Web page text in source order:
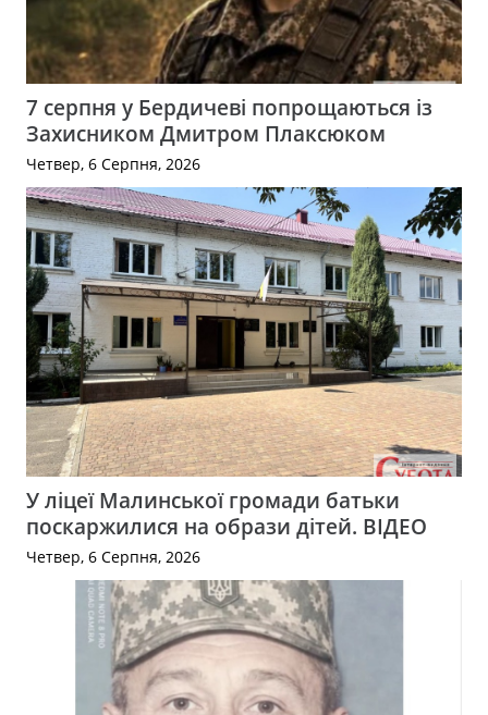
7 серпня у Бердичеві попрощаються із
Захисником Дмитром Плаксюком
Четвер, 6 Серпня, 2026
У ліцеї Малинської громади батьки
поскаржилися на образи дітей. ВІДЕО
Четвер, 6 Серпня, 2026